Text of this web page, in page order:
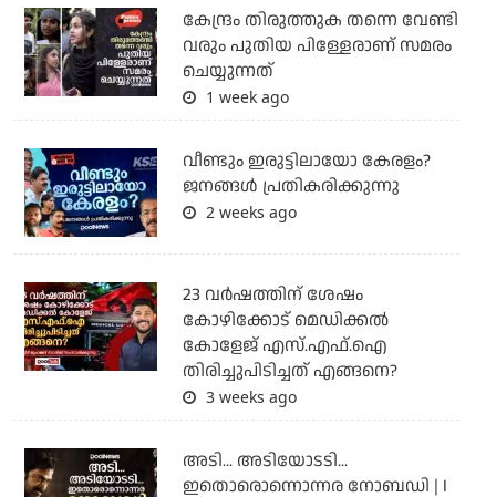
കേന്ദ്രം തിരുത്തുക തന്നെ വേണ്ടി
വരും പുതിയ പിള്ളേരാണ് സമരം
ചെയ്യുന്നത്
1 week ago
വീണ്ടും ഇരുട്ടിലായോ കേരളം?
ജനങ്ങൾ പ്രതികരിക്കുന്നു
2 weeks ago
23 വർഷത്തിന് ശേഷം
കോഴിക്കോട് മെഡിക്കൽ
കോളേജ് എസ്.എഫ്.ഐ
തിരിച്ചുപിടിച്ചത് എങ്ങനെ?
3 weeks ago
അടി... അടിയോടടി...
ഇതൊരൊന്നൊന്നര നോബഡി | I